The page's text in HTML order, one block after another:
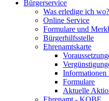
Bürgerservice
Was erledige ich wo?
Online Service
Formulare und
Bürgerhilfsstelle
Ehrenamtskarte
Informationen
Formulare
Aktuelle